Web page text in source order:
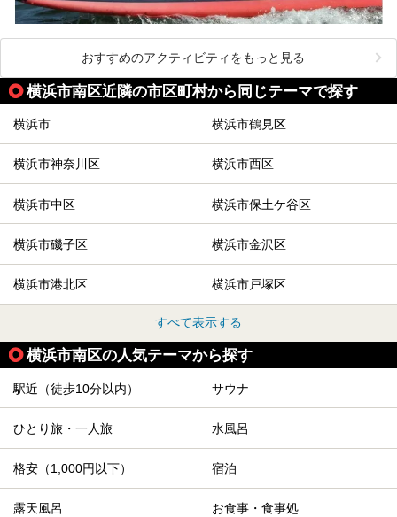
おすすめのアクティビティをもっと見る
横浜市南区近隣の市区町村から同じテーマで探す
横浜市 横浜市鶴見区
横浜市神奈川区 横浜市西区
横浜市中区 横浜市保土ケ谷区
横浜市磯子区 横浜市金沢区
横浜市港北区 横浜市戸塚区
すべて表示する
横浜市南区の人気テーマから探す
駅近（徒歩10分以内） サウナ
ひとり旅・一人旅 水風呂
格安（1,000円以下） 宿泊
露天風呂 お食事・食事処